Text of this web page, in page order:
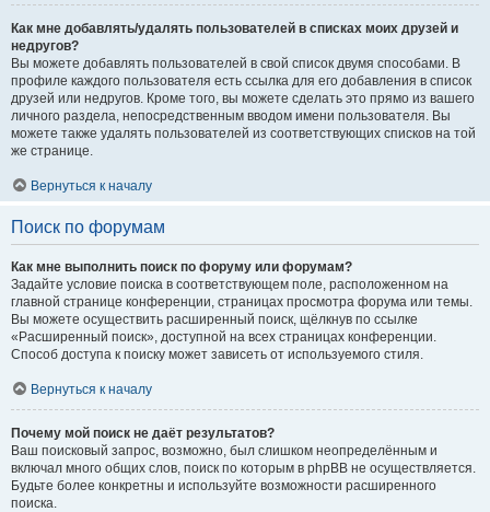
Как мне добавлять/удалять пользователей в списках моих друзей и
недругов?
Вы можете добавлять пользователей в свой список двумя способами. В
профиле каждого пользователя есть ссылка для его добавления в список
друзей или недругов. Кроме того, вы можете сделать это прямо из вашего
личного раздела, непосредственным вводом имени пользователя. Вы
можете также удалять пользователей из соответствующих списков на той
же странице.
Вернуться к началу
Поиск по форумам
Как мне выполнить поиск по форуму или форумам?
Задайте условие поиска в соответствующем поле, расположенном на
главной странице конференции, страницах просмотра форума или темы.
Вы можете осуществить расширенный поиск, щёлкнув по ссылке
«Расширенный поиск», доступной на всех страницах конференции.
Способ доступа к поиску может зависеть от используемого стиля.
Вернуться к началу
Почему мой поиск не даёт результатов?
Ваш поисковый запрос, возможно, был слишком неопределённым и
включал много общих слов, поиск по которым в phpBB не осуществляется.
Будьте более конкретны и используйте возможности расширенного
поиска.